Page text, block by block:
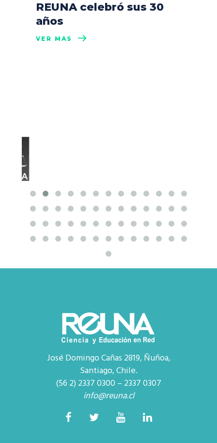
REUNA celebró sus 30
años
VER MÁS
José Domingo Cañas 2819, Ñuñoa,
Santiago, Chile.
(56 2) 2337 0300 – 2337 0307
info@reuna.cl